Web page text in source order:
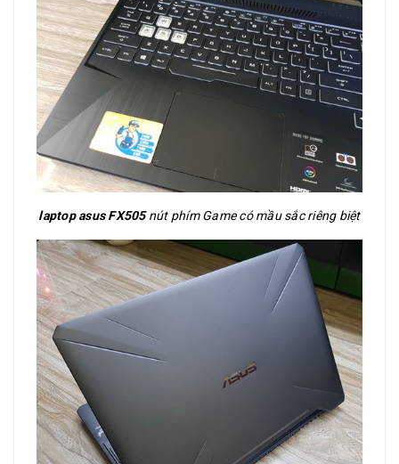
laptop asus FX505nút phím Game có mầu sắc riêng biệt